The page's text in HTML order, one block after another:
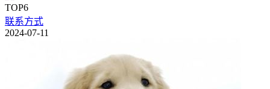
TOP6
联系方式
2024-07-11